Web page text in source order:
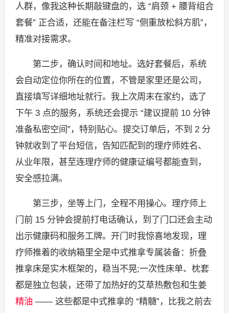
人群，像我这种长期敲键盘的，选 “肩颈 + 腰背组合
套餐” 正合适，还能在备注栏写 “侧重放松斜方肌”，
精准对接需求。
第二步，确认时间和地址。选好套餐后，系统
会自动定位你所在的位置，不管是家里还是公司，
直接填写详细地址就行。我上次周末在家约，选了
下午 3 点的服务，系统还会提示 “建议提前 10 分钟
准备私密空间”，特别贴心。提交订单后，不到 2 分
钟就收到了平台短信，告知匹配到的理疗师姓名、
从业年限，甚至连理疗师的健康证编号都能查到，
安全感拉满。
第三步，坐等上门，全程不用操心。理疗师上
门前 15 分钟会提前打电话确认，到了门口还会主动
出示健康码和服务工牌。开门时我惊喜地发现，理
疗师推着的收纳箱里全是中式推拿专属装备：折叠
推拿床是实木框架的，稳当不晃;一次性床单、枕套
都是独立包装，还带了加热好的艾草热敷包和生姜
精油 —— 这些都是中式推拿的 “精髓”，比我之前去